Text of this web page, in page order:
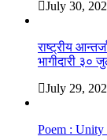
July 30,
राष्ट्रीय
भागीदारी ३०
July 29,
Poem :